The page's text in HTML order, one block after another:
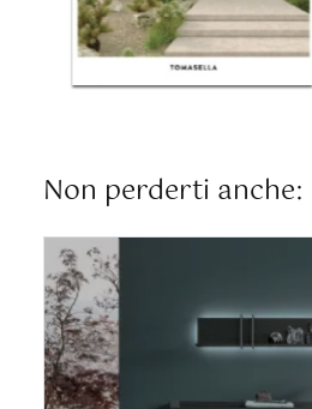
Non perderti anche: